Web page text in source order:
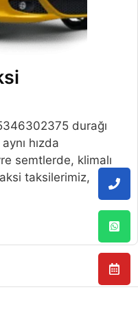
durağı
hızda
semtlerde, klimalı
taksilerimiz,